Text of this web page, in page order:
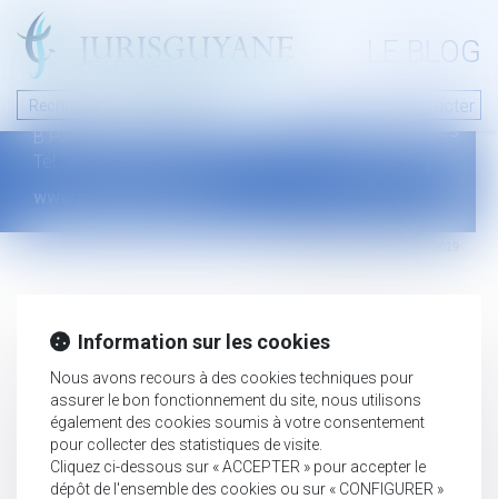
LE BLOG
Nous contacter
46 avenue de la liberté
B.P.315 - 97327 Cayenne Cedex
Tel : +594 594 29 45 35
www.jurisguyane.com
Mentions légales
Information sur les cookies
Nous avons recours à des cookies techniques pour
assurer le bon fonctionnement du site, nous utilisons
également des cookies soumis à votre consentement
pour collecter des statistiques de visite.
Cliquez ci-dessous sur « ACCEPTER » pour accepter le
dépôt de l'ensemble des cookies ou sur « CONFIGURER »